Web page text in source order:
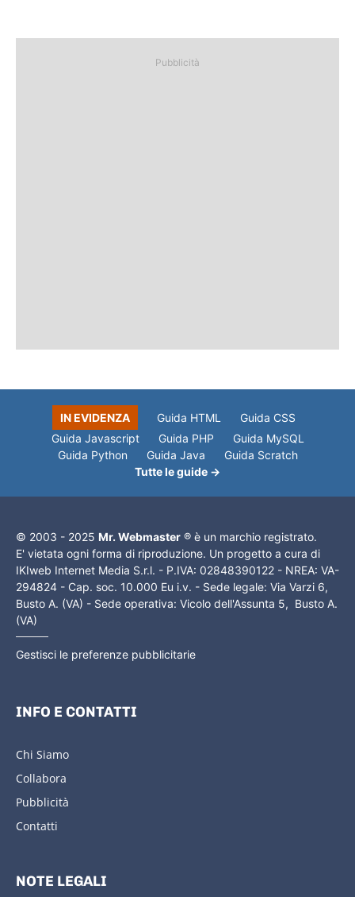
Pubblicità
IN EVIDENZA Guida HTML
Guida CSS
Guida Javascript
Guida PHP
Guida MySQL
Guida Python
Guida Java
Guida Scratch
Tutte le guide →
© 2003 - 2025 Mr. Webmaster ® è un marchio registrato.
E' vietata ogni forma di riproduzione. Un progetto a cura di
IKIweb Internet Media S.r.l. - P.IVA: 02848390122 - NREA: VA-
294824 - Cap. soc. 10.000 Eu i.v. - Sede legale: Via Varzi 6,
Busto A. (VA) - Sede operativa: Vicolo dell'Assunta 5, Busto A.
(VA)
Gestisci le preferenze pubblicitarie
INFO E CONTATTI
Chi Siamo
Collabora
Pubblicità
Contatti
NOTE LEGALI